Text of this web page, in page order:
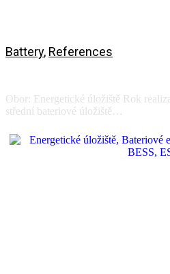
Battery, References
Obor: Energetické úložiště Rok
střední bateriové úložiště…